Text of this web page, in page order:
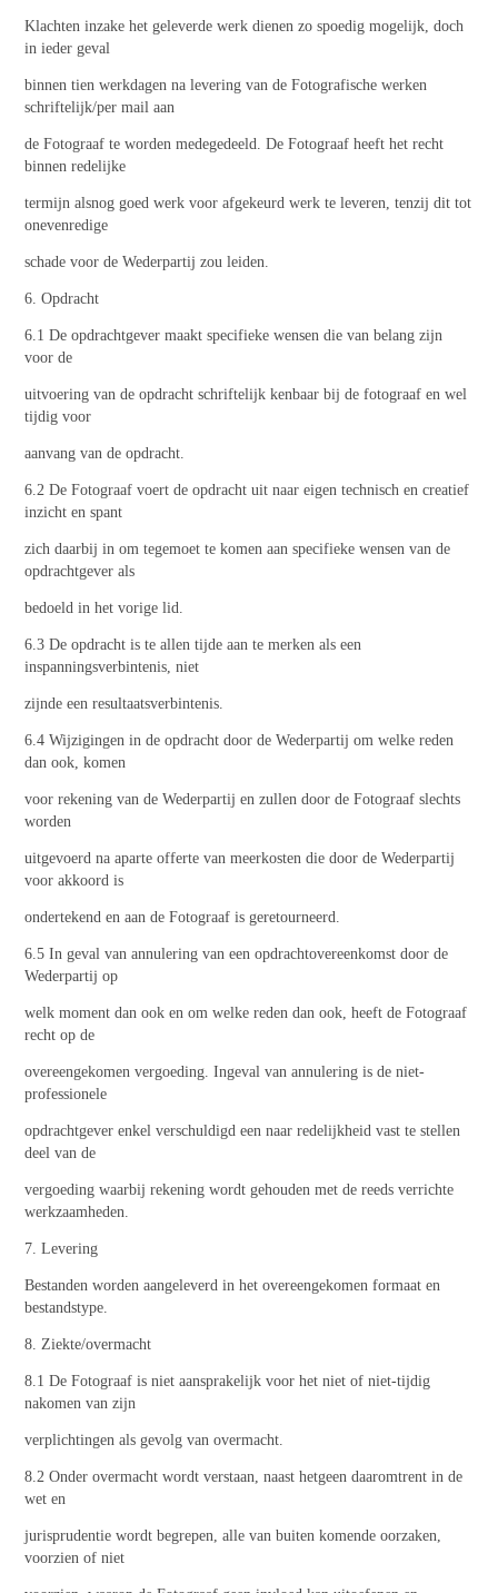
Klachten inzake het geleverde werk dienen zo spoedig mogelijk, doch
in ieder geval
binnen tien werkdagen na levering van de Fotografische werken
schriftelijk/per mail aan
de Fotograaf te worden medegedeeld. De Fotograaf heeft het recht
binnen redelijke
termijn alsnog goed werk voor afgekeurd werk te leveren, tenzij dit tot
onevenredige
schade voor de Wederpartij zou leiden.
6. Opdracht
6.1 De opdrachtgever maakt specifieke wensen die van belang zijn
voor de
uitvoering van de opdracht schriftelijk kenbaar bij de fotograaf en wel
tijdig voor
aanvang van de opdracht.
6.2 De Fotograaf voert de opdracht uit naar eigen technisch en creatief
inzicht en spant
zich daarbij in om tegemoet te komen aan specifieke wensen van de
opdrachtgever als
bedoeld in het vorige lid.
6.3 De opdracht is te allen tijde aan te merken als een
inspanningsverbintenis, niet
zijnde een resultaatsverbintenis.
6.4 Wijzigingen in de opdracht door de Wederpartij om welke reden
dan ook, komen
voor rekening van de Wederpartij en zullen door de Fotograaf slechts
worden
uitgevoerd na aparte offerte van meerkosten die door de Wederpartij
voor akkoord is
ondertekend en aan de Fotograaf is geretourneerd.
6.5 In geval van annulering van een opdrachtovereenkomst door de
Wederpartij op
welk moment dan ook en om welke reden dan ook, heeft de Fotograaf
recht op de
overeengekomen vergoeding. Ingeval van annulering is de niet-
professionele
opdrachtgever enkel verschuldigd een naar redelijkheid vast te stellen
deel van de
vergoeding waarbij rekening wordt gehouden met de reeds verrichte
werkzaamheden.
7. Levering
Bestanden worden aangeleverd in het overeengekomen formaat en
bestandstype.
8. Ziekte/overmacht
8.1 De Fotograaf is niet aansprakelijk voor het niet of niet-tijdig
nakomen van zijn
verplichtingen als gevolg van overmacht.
8.2 Onder overmacht wordt verstaan, naast hetgeen daaromtrent in de
wet en
jurisprudentie wordt begrepen, alle van buiten komende oorzaken,
voorzien of niet